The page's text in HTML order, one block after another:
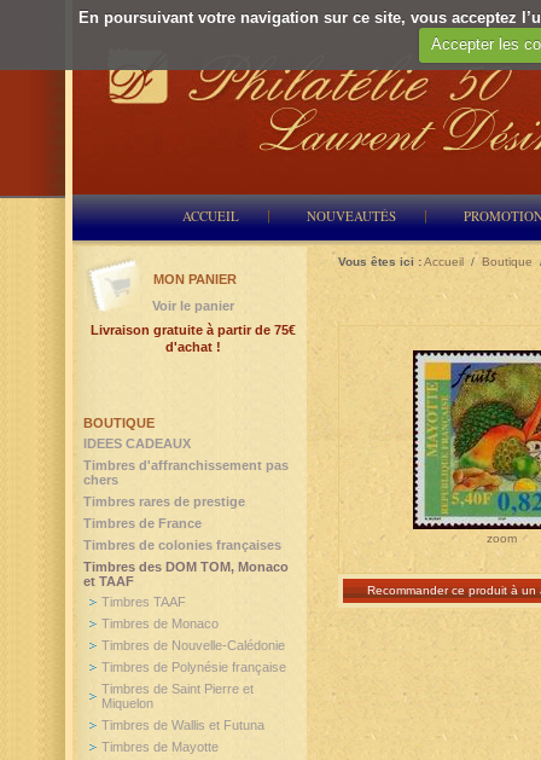
En poursuivant votre navigation sur ce site, vous acceptez
Accepter les
ACCUEIL NOUVEAUTÉS
Vous êtes ici :Accueil / Boutique
zoom
Recommander ce produit à un
BOUTIQUE
IDEES CADEAUX
Timbres d'affranchissement pas
chers
Timbres rares de prestige
Timbres de France
Timbres de colonies françaises
Timbres des DOM TOM, Monaco
et TAAF
Timbres TAAF
Timbres de Monaco
Timbres de Nouvelle-Calédonie
Timbres de Polynésie française
Timbres de Saint Pierre et
Miquelon
Timbres de Wallis et Futuna
Timbres de Mayotte
MON PANIER
Voir le panier
Livraison gratuite à partir de 75€
d'achat !